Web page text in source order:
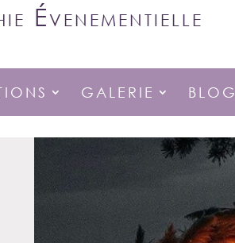
Évenementielle
GALERIE BLOG